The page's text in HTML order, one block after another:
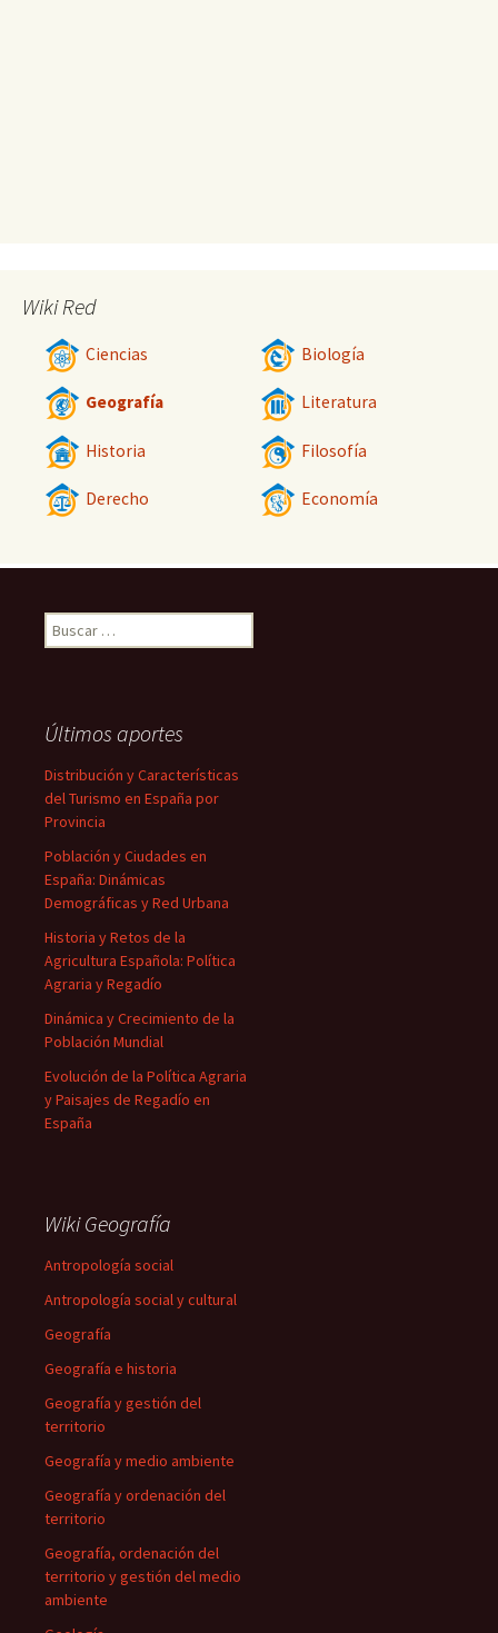
Wiki Red
Ciencias Biología
Geografía Literatura
Historia Filosofía
Derecho Economía
Buscar:
Últimos aportes
Distribución y Características
del Turismo en España por
Provincia
Población y Ciudades en
España: Dinámicas
Demográficas y Red Urbana
Historia y Retos de la
Agricultura Española: Política
Agraria y Regadío
Dinámica y Crecimiento de la
Población Mundial
Evolución de la Política Agraria
y Paisajes de Regadío en
España
Wiki Geografía
Antropología social
Antropología social y cultural
Geografía
Geografía e historia
Geografía y gestión del
territorio
Geografía y medio ambiente
Geografía y ordenación del
territorio
Geografía, ordenación del
territorio y gestión del medio
ambiente